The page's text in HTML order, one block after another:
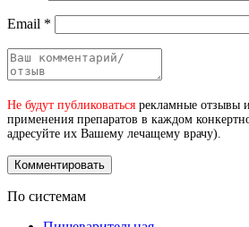
Email *
Не будут публиковаться рекламные отзывы
применения препаратов в каждом
адресуйте их Вашему лечащему врачу).
По системам